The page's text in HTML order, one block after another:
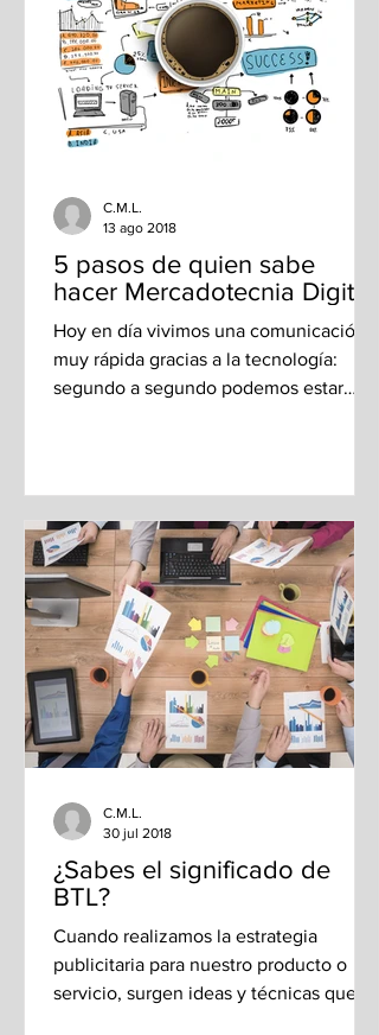
5 pasos de quien sabe
hacer Mercadotecnia Digital
Hoy en día vivimos una comunicación
muy rápida gracias a la tecnología:
segundo a segundo podemos estar
C.M.L.
13 ago 2018
¿Sabes el significado de
BTL?
Cuando realizamos la estrategia
publicitaria para nuestro producto o
servicio, surgen ideas y técnicas que en
C.M.L.
30 jul 2018